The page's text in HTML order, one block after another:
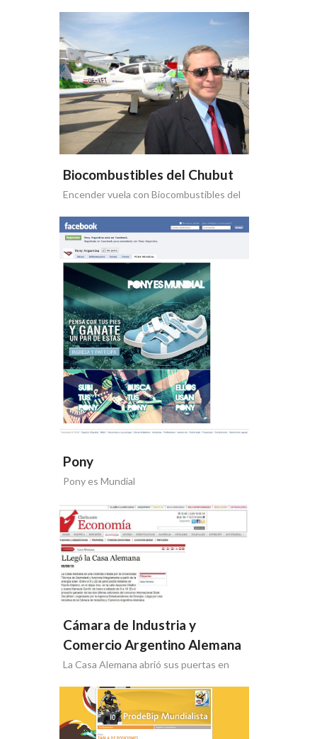
Biocombustibles del Chubut
Encender vuela con Biocombustibles del
Pony
Pony es Mundial
Cámara de Industria y
Comercio Argentino Alemana
La Casa Alemana abrió sus puertas en